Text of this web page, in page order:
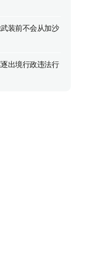
装前不会从加沙
出境行政违法行